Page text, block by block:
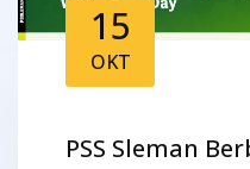
15
OKT
PSS Sleman